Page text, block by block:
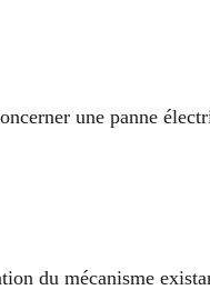
une panne
du mécanisme